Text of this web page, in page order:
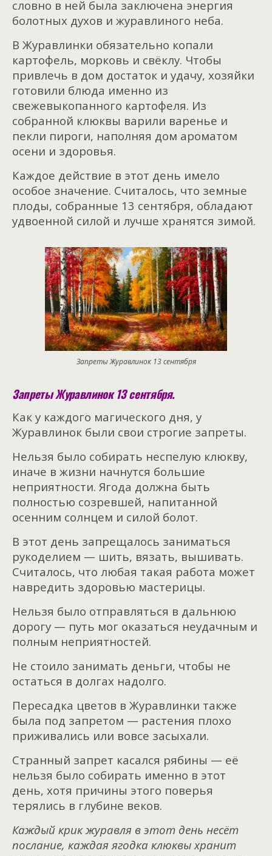
словно в ней была заключена энергия
болотных духов и журавлиного неба.
В Журавлинки обязательно копали
картофель, морковь и свёклу. Чтобы
привлечь в дом достаток и удачу, хозяйки
готовили блюда именно из
свежевыкопанного картофеля. Из
собранной клюквы варили варенье и
пекли пироги, наполняя дом ароматом
осени и здоровья.
Каждое действие в этот день имело
особое значение. Считалось, что земные
плоды, собранные 13 сентября, обладают
удвоенной силой и лучше хранятся зимой.
Запреты Журавлинок 13 сентября
Запреты Журавлинок 13 сентября.
Как у каждого магического дня, у
Журавлинок были свои строгие запреты.
Нельзя было собирать неспелую клюкву,
иначе в жизни начнутся большие
неприятности. Ягода должна быть
полностью созревшей, напитанной
осенним солнцем и силой болот.
В этот день запрещалось заниматься
рукоделием — шить, вязать, вышивать.
Считалось, что любая такая работа может
навредить здоровью мастерицы.
Нельзя было отправляться в дальнюю
дорогу — путь мог оказаться неудачным и
полным неприятностей.
Не стоило занимать деньги, чтобы не
остаться в долгах надолго.
Пересадка цветов в Журавлинки также
была под запретом — растения плохо
приживались или вовсе засыхали.
Странный запрет касался рябины — её
нельзя было собирать именно в этот
день, хотя причины этого поверья
терялись в глубине веков.
Каждый крик журавля в этот день несёт
послание, каждая ягодка клюквы хранит